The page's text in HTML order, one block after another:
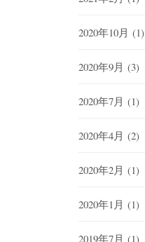
2020年10月 (1)
2020年9月 (3)
2020年7月 (1)
2020年4月 (2)
2020年2月 (1)
2020年1月 (1)
2019年7月 (1)